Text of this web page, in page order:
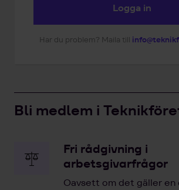
Logga in
Har du problem? Maila till
Bli medlem i
Fri rådgivning i
arbetsgivarfrågor
Oavsett om det gäller en